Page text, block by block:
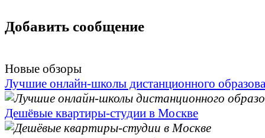
Добавить сообщение
Новые обзоры
Лучшие онлайн-школы дистанционного
Дешёвые квартиры-студии в Москве